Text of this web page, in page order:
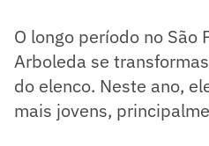
O longo período no São
Arboleda se
do elenco. Neste ano,
mais jovens,